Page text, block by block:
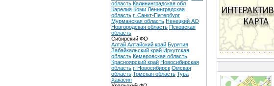
область Калининградская обл
Карелия Коми Ленинградская
область г. Санкт-Петербург
Мурманская область Ненецкий АО
Новгородская область Псковская
область
Сибирский ФО
Алтай Алтайский край Бурятия
Забайкальский край Иркутская
область Кемеровская область
Красноярский край Новосибирская
область г. Новосибирск Омская
область Томская область Тува
Хакасия